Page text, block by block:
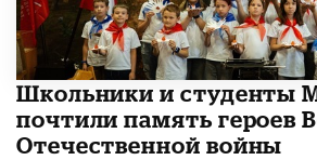
Школьники и студенты
почтили память героев
Отечественной войны